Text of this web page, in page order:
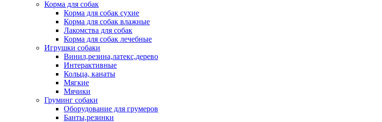
Корма для собак
Корма для собак сухие
Корма для собак влажные
Лакомства для собак
Корма для собак лечебные
Игрушки собаки
Винил,резина,латекс,дерево
Интерактивные
Кольца, канаты
Мягкие
Мячики
Груминг собаки
Оборудование для грумеров
Банты,резинки